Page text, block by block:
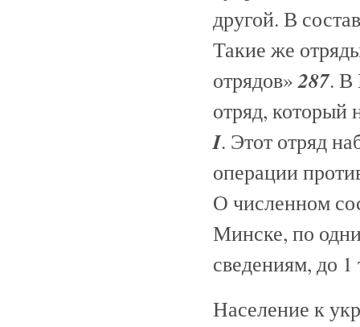
другой. В
Такие же
отрядов»287. В
отряд, который
I. Этот отряд
операции
О численном
Минске, по
сведениям, до
Население к